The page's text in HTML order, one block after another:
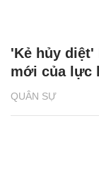
QUÂN SỰ
'Kẻ hủy diệt'
mới của lực